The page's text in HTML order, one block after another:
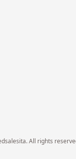
All rights